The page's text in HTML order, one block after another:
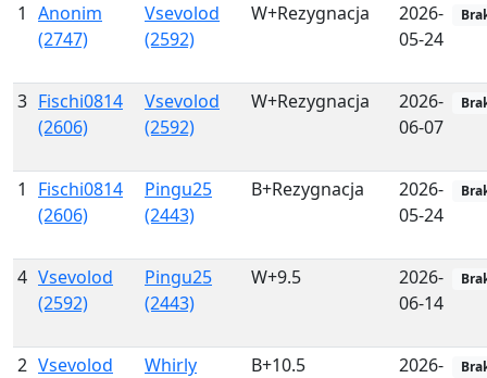
1 Anonim
(2747)
Vsevolod
(2592)
W+Rezygnacja
2026-
05-24
3 Fischi0814
(2606)
Vsevolod
(2592)
W+Rezygnacja
2026-
06-07
1
Fischi0814
(2606)
Pingu25
(2443)
B+Rezygnacja
2026-
05-24
4 Vsevolod
(2592)
Pingu25
(2443)
W+9.5
2026-
06-14
2 Vsevolod
Whirly
B+10.5
2026-